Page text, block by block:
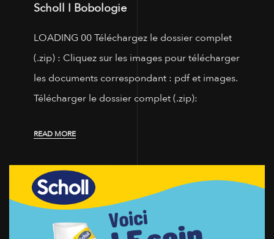
Scholl I Bobologie
LOADING 00 Téléchargez le dossier complet
(.zip) : Cliquez sur les images pour télécharger
les documents correspondant : pdf et images.
Télécharger le dossier complet (.zip):
READ MORE